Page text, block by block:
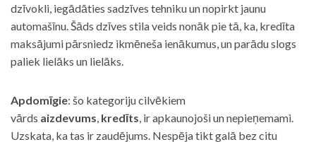
dzīvokli, iegādāties sadzīves tehniku un nopirkt jaunu
automašīnu. Šāds dzīves stila veids nonāk pie tā, ka, kredīta
maksājumi pārsniedz ikmēneša ienākumus, un parādu slogs
paliek lielāks un lielāks.
Apdomīgie: šo kategoriju cilvēkiem
vārds aizdevums, kredīts, ir apkaunojoši un nepieņemami.
Uzskata, ka tas ir zaudējums. Nespēja tikt galā bez citu